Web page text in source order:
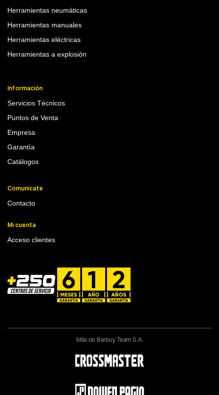
Herramientas neumáticas
Herramientas manuales
Herramientas eléctricas
Herramientas a explosión
Información
Servicios Técnicos
Puntos de Venta
Empresa
Garantía
Catálogos
Comunicate
Contacto
Mi cuenta
Acceso clientes
Más de Barbuy Team S.A.